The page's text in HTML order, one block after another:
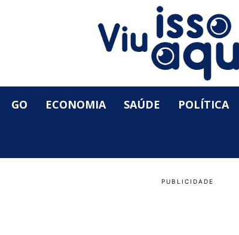
GO ECONOMIA SAÚDE POLÍTICA